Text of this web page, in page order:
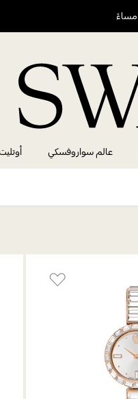
عالم سواروفسكي